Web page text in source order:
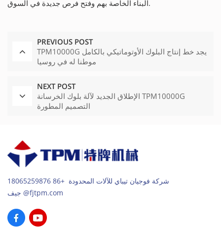
البناء الخاصة بهم وفتح فرص جديدة في السوق.
PREVIOUS POST
TPM10000G يجد خط إنتاج البلوك الأوتوماتيكي بالكامل
موطنا له في روسيا
NEXT POST
الإطلاق الجديد لآلة بلوك الخرسانة TPM10000G
التصميم المطورة
شركة فوجيان تيباي للآلات المحدودة +86 18065259876
جيف@fjtpm.com